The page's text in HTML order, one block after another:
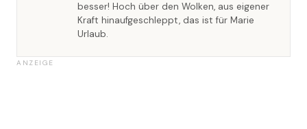
besser! Hoch über den Wolken, aus eigener
Kraft hinaufgeschleppt, das ist für Marie
Urlaub.
ANZEIGE